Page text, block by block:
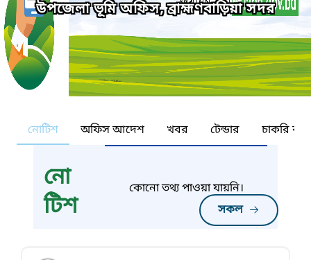
উপজেলা ভূমি অফিস, ব্রাহ্মণবাড়িয়া সদর
নোটিশ অফিস আদেশ খবর টেন্ডার চাকরি
নো
টিশ
সকল
কোনো তথ্য পাওয়া যায়নি।